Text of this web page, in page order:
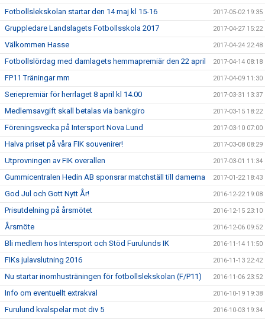
Fotbollslekskolan startar den 14 maj kl 15-16 2017-05-02 19:35
Gruppledare Landslagets Fotbollsskola 2017 2017-04-27 15:22
Välkommen Hasse 2017-04-24 22:48
Fotbollslördag med damlagets hemmapremiär den 22 april 2017-04-14 08:18
FP11 Träningar mm 2017-04-09 11:30
Seriepremiär för herrlaget 8 april kl 14.00 2017-03-31 13:37
Medlemsavgift skall betalas via bankgiro 2017-03-15 18:22
Föreningsvecka på Intersport Nova Lund 2017-03-10 07:00
Halva priset på våra FIK souvenirer! 2017-03-08 08:29
Utprovningen av FIK overallen 2017-03-01 11:34
Gummicentralen Hedin AB sponsrar matchställ till damerna 2017-01-22 18:43
God Jul och Gott Nytt År! 2016-12-22 19:08
Prisutdelning på årsmötet 2016-12-15 23:10
Årsmöte 2016-12-06 09:52
Bli medlem hos Intersport och Stöd Furulunds IK 2016-11-14 11:50
FIKs julavslutning 2016 2016-11-13 22:42
Nu startar inomhusträningen för fotbollslekskolan (F/P11) 2016-11-06 23:52
Info om eventuellt extrakval 2016-10-19 19:38
Furulund kvalspelar mot div 5 2016-10-03 19:34